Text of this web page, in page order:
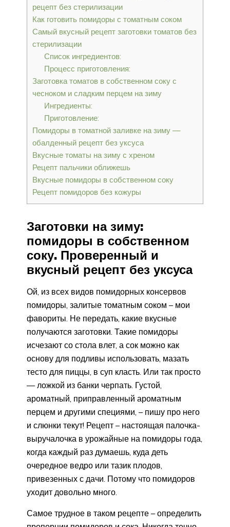
рецепт без стерилизации
Как готовить помидоры с томатным соком
Самый вкусный рецепт заготовки томатов без
стерилизации
Список ингредиентов:
Процесс приготовления:
Заготовка томатов в собственном соку с
чесноком и сладким перцем на зиму
Ингредиенты:
Приготовление:
Помидоры в томатной заливке на зиму —
обалденный рецепт без уксуса
Вкусные томаты на зиму с хреном
Рецепт пальчики оближешь
Вкусные помидоры в собственном соку
Рецепт помидоров без кожуры
Заготовки на зиму:
помидоры в собственном
соку. Проверенный и
вкусный рецепт без уксуса
Ой, из всех видов помидорных консервов
помидоры, залитые томатным соком – мои
фавориты. Не передать, какие вкусные
получаются заготовки. Такие помидоры
исчезают со стола влет, а сок можно как
основу для подливы использовать, мазать
тесто для пиццы, в суп класть. Или так просто
— ложкой из банки черпать. Густой,
ароматный, приправленный ароматным
перцем и другими специями, – пишу про него
и слюнки текут! Рецепт – настоящая палочка-
выручалочка в урожайные на помидоры года,
когда каждый раз думаешь, куда деть
очередное ведро или тазик плодов,
привезенных с дачи. Потому что помидоров
уходит довольно много.
Самое трудное в таком рецепте – определить